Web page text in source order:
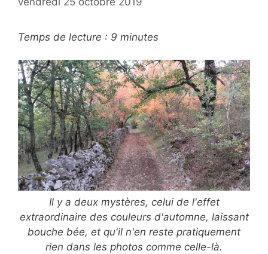
Temps de lecture : 9 minutes
Il y a deux mystères, celui de l'effet
extraordinaire des couleurs d'automne, laissant
bouche bée, et qu'il n'en reste pratiquement
rien dans les photos comme celle-là.